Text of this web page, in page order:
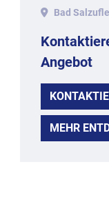
Bad
Angebot
MEHR